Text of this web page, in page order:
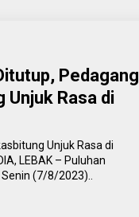
Pedagang
Unjuk Rasa di
Unjuk Rasa di
LEBAK – Puluhan
(7/8/2023)..